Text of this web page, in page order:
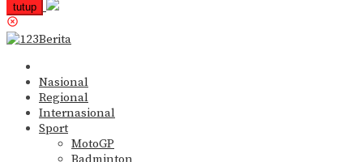
tutup
Nasional
Regional
Internasional
Sport
MotoGP